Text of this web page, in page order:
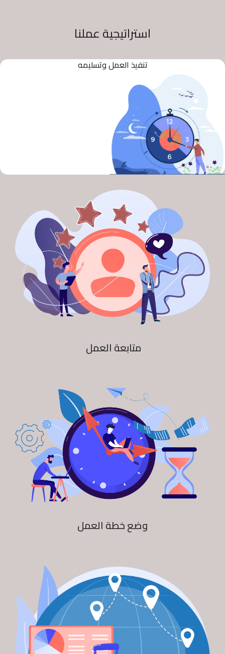
استراتيجية عملنا
تنفيذ العمل وتسليمه
متابعة العمل
وضع خطة العمل